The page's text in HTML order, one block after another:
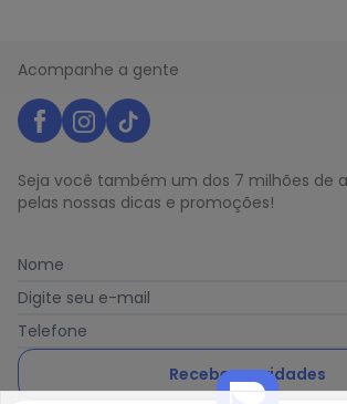
Acompanhe a gente
Seja você também um dos 7 milhões de
pelas nossas dicas e promoções!
Nome
Digite seu e-mail
Telefone
Receber novidades